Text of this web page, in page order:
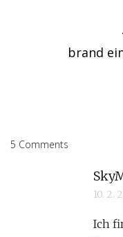
brand
5 Comments
10. 2.
Ich